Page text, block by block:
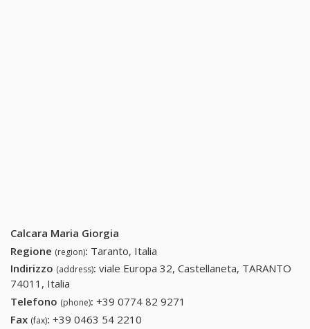
Calcara Maria Giorgia
Regione (region): Taranto, Italia
Indirizzo (address): viale Europa 32, Castellaneta, TARANTO
74011, Italia
Telefono (phone): +39 0774 82 9271
Fax (fax): +39 0463 54 2210